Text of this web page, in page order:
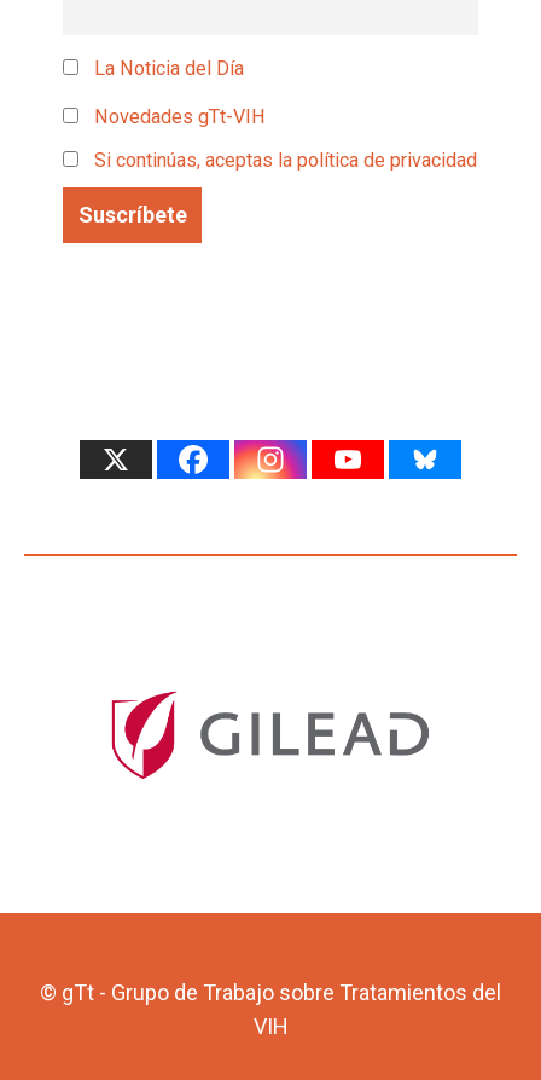
La Noticia del Día
Novedades gTt-VIH
Si continúas, aceptas la política de privacidad
© gTt - Grupo de Trabajo sobre Tratamientos del
VIH